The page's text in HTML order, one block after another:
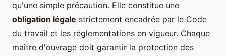
qu'une simple précaution. Elle constitue une
obligation légale strictement encadrée par le Code
du travail et les réglementations en vigueur. Chaque
maître d'ouvrage doit garantir la protection des